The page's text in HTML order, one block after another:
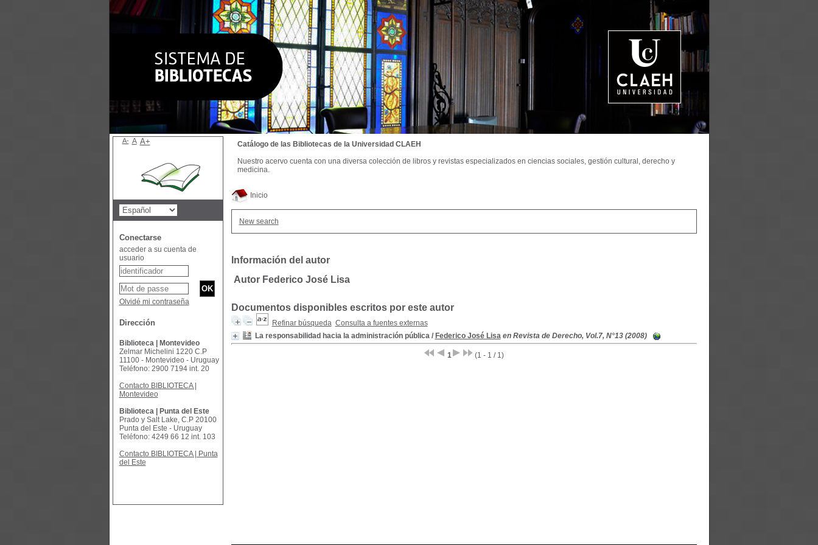
Inicio
New search
Información del autor
Autor Federico José Lisa
Documentos disponibles escritos por este autor
Refinar búsqueda Consulta a fuentes externas
La responsabilidad hacia la administración pública/ Federico José Lisa en Revista de Derecho, Vol.7, N°13 (2008)
1 (1 - 1 / 1)
Catálogo de las Bibliotecas de la Universidad CLAEH
Nuestro acervo cuenta con una diversa colección de libros y revistas especializados en ciencias sociales, gestión cultural, derecho y
medicina.
A- A A+
Conectarse
acceder a su cuenta de
usuario
Olvidé mi contraseña
Dirección
Biblioteca | Montevideo
Zelmar Michelini 1220 C.P
11100 - Montevideo - Uruguay
Teléfono: 2900 7194 int. 20
Contacto BIBLIOTECA |
Montevideo
Biblioteca | Punta del Este
Prado y Salt Lake, C.P 20100
Punta del Este - Uruguay
Teléfono: 4249 66 12 int. 103
Contacto BIBLIOTECA | Punta
del Este